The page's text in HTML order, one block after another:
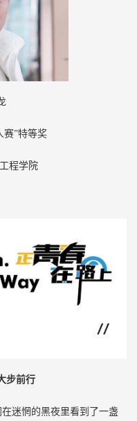
赛”特等奖
程学院
步前行
迷惘的黑夜里看到了一盏